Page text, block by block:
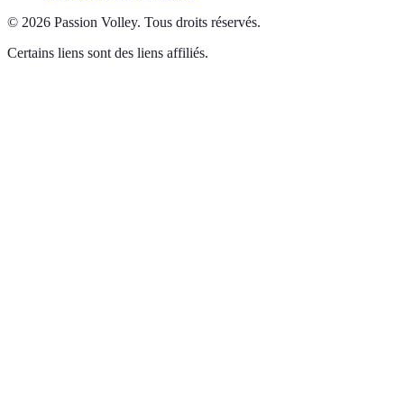
© 2026 Passion Volley. Tous droits réservés.
Certains liens sont des liens affiliés.